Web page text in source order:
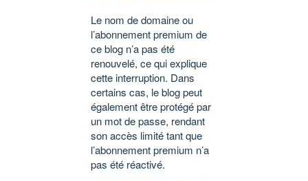
Le nom de domaine ou
l’abonnement premium de
ce blog n’a pas été
renouvelé, ce qui explique
cette interruption. Dans
certains cas, le blog peut
également être protégé par
un mot de passe, rendant
son accès limité tant que
l’abonnement premium n’a
pas été réactivé.